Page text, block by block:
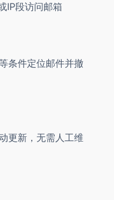
IP段访问邮箱
条件定位邮件并撤
更新，无需人工维